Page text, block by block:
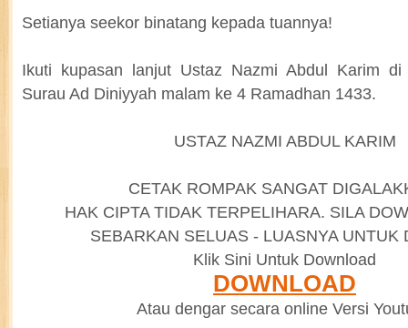
Setianya seekor binatang kepada tuannya!
Ikuti kupasan lanjut Ustaz Nazmi Abdul Karim
Surau Ad Diniyyah malam ke 4 Ramadhan 1433.
USTAZ NAZMI ABDUL KARIM
CETAK ROMPAK SANGAT
HAK CIPTA TIDAK TERPELIHARA. SILA
SEBARKAN SELUAS - LUASNYA UNTUK
Klik Sini Untuk Download
DOWNLOAD
Atau dengar secara online Versi